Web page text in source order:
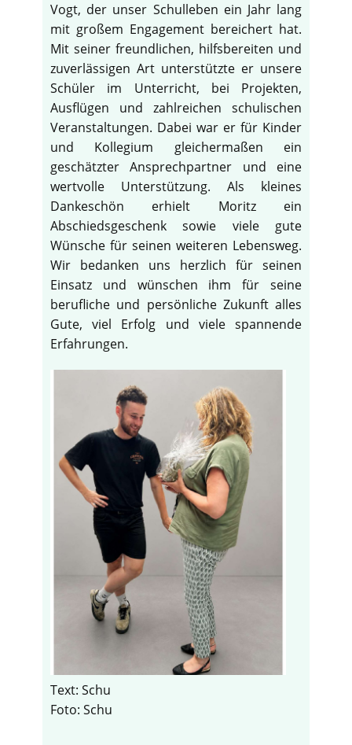
Vogt, der unser Schulleben ein Jahr lang
mit großem Engagement bereichert hat.
Mit seiner freundlichen, hilfsbereiten und
zuverlässigen Art unterstützte er unsere
Schüler im Unterricht, bei Projekten,
Ausflügen und zahlreichen schulischen
Veranstaltungen. Dabei war er für Kinder
und Kollegium gleichermaßen ein
geschätzter Ansprechpartner und eine
wertvolle Unterstützung. Als kleines
Dankeschön erhielt Moritz ein
Abschiedsgeschenk sowie viele gute
Wünsche für seinen weiteren Lebensweg.
Wir bedanken uns herzlich für seinen
Einsatz und wünschen ihm für seine
berufliche und persönliche Zukunft alles
Gute, viel Erfolg und viele spannende
Erfahrungen.
Text: Schu
Foto: Schu